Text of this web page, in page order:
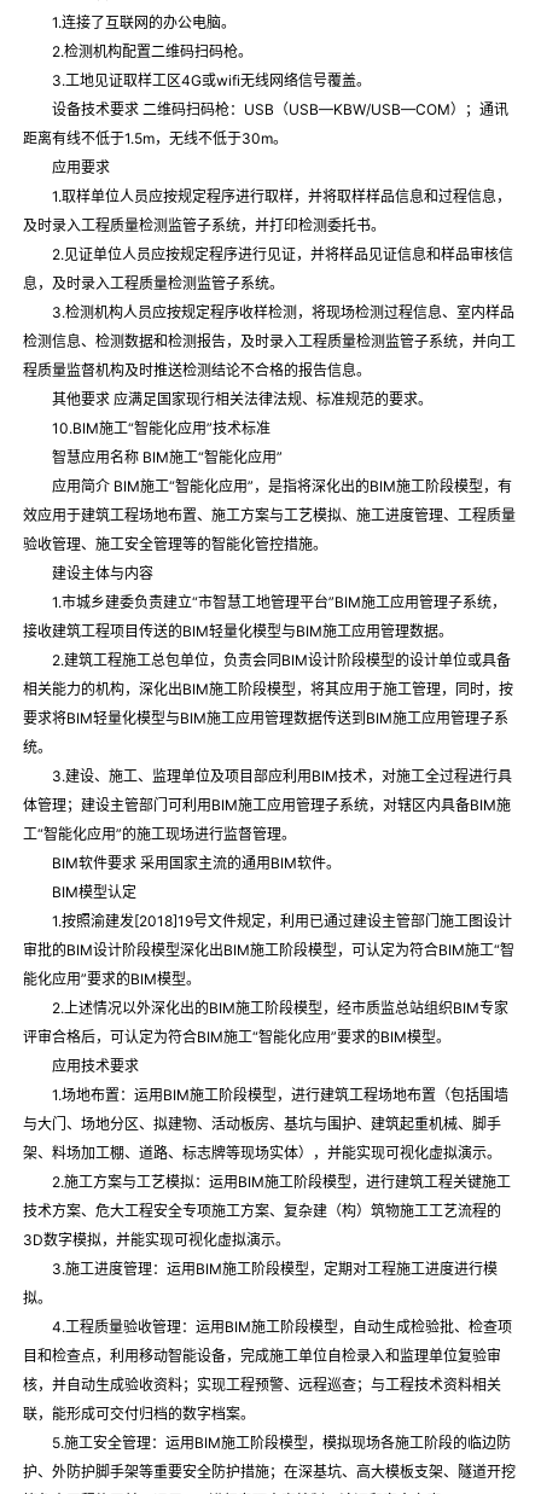
1.连接了互联网的办公电脑。
2.检测机构配置二维码扫码枪。
3.工地见证取样工区4G或wifi无线网络信号覆盖。
设备技术要求 二维码扫码枪：USB（USB—KBW/USB—COM）；通讯
距离有线不低于1.5m，无线不低于30m。
应用要求
1.取样单位人员应按规定程序进行取样，并将取样样品信息和过程信息，
及时录入工程质量检测监管子系统，并打印检测委托书。
2.见证单位人员应按规定程序进行见证，并将样品见证信息和样品审核信
息，及时录入工程质量检测监管子系统。
3.检测机构人员应按规定程序收样检测，将现场检测过程信息、室内样品
检测信息、检测数据和检测报告，及时录入工程质量检测监管子系统，并向工
程质量监督机构及时推送检测结论不合格的报告信息。
其他要求 应满足国家现行相关法律法规、标准规范的要求。
10.BIM施工“智能化应用”技术标准
智慧应用名称 BIM施工“智能化应用”
应用简介 BIM施工“智能化应用”，是指将深化出的BIM施工阶段模型，有
效应用于建筑工程场地布置、施工方案与工艺模拟、施工进度管理、工程质量
验收管理、施工安全管理等的智能化管控措施。
建设主体与内容
1.市城乡建委负责建立“市智慧工地管理平台”BIM施工应用管理子系统，
接收建筑工程项目传送的BIM轻量化模型与BIM施工应用管理数据。
2.建筑工程施工总包单位，负责会同BIM设计阶段模型的设计单位或具备
相关能力的机构，深化出BIM施工阶段模型，将其应用于施工管理，同时，按
要求将BIM轻量化模型与BIM施工应用管理数据传送到BIM施工应用管理子系
统。
3.建设、施工、监理单位及项目部应利用BIM技术，对施工全过程进行具
体管理；建设主管部门可利用BIM施工应用管理子系统，对辖区内具备BIM施
工“智能化应用”的施工现场进行监督管理。
BIM软件要求 采用国家主流的通用BIM软件。
BIM模型认定
1.按照渝建发[2018]19号文件规定，利用已通过建设主管部门施工图设计
审批的BIM设计阶段模型深化出BIM施工阶段模型，可认定为符合BIM施工“智
能化应用”要求的BIM模型。
2.上述情况以外深化出的BIM施工阶段模型，经市质监总站组织BIM专家
评审合格后，可认定为符合BIM施工“智能化应用”要求的BIM模型。
应用技术要求
1.场地布置：运用BIM施工阶段模型，进行建筑工程场地布置（包括围墙
与大门、场地分区、拟建物、活动板房、基坑与围护、建筑起重机械、脚手
架、料场加工棚、道路、标志牌等现场实体），并能实现可视化虚拟演示。
2.施工方案与工艺模拟：运用BIM施工阶段模型，进行建筑工程关键施工
技术方案、危大工程安全专项施工方案、复杂建（构）筑物施工工艺流程的
3D数字模拟，并能实现可视化虚拟演示。
3.施工进度管理：运用BIM施工阶段模型，定期对工程施工进度进行模
拟。
4.工程质量验收管理：运用BIM施工阶段模型，自动生成检验批、检查项
目和检查点，利用移动智能设备，完成施工单位自检录入和监理单位复验审
核，并自动生成验收资料；实现工程预警、远程巡查；与工程技术资料相关
联，能形成可交付归档的数字档案。
5.施工安全管理：运用BIM施工阶段模型，模拟现场各施工阶段的临边防
护、外防护脚手架等重要安全防护措施；在深基坑、高大模板支架、隧道开挖